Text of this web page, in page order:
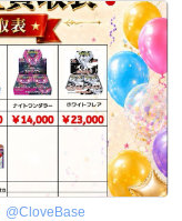
@CloveBase